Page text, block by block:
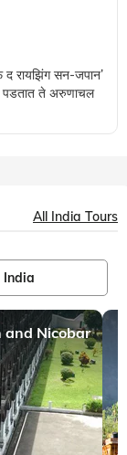
द रायझिंग सन-जपान’
पडतात ते अरुणाचल
All India Tours
India
Nicobar